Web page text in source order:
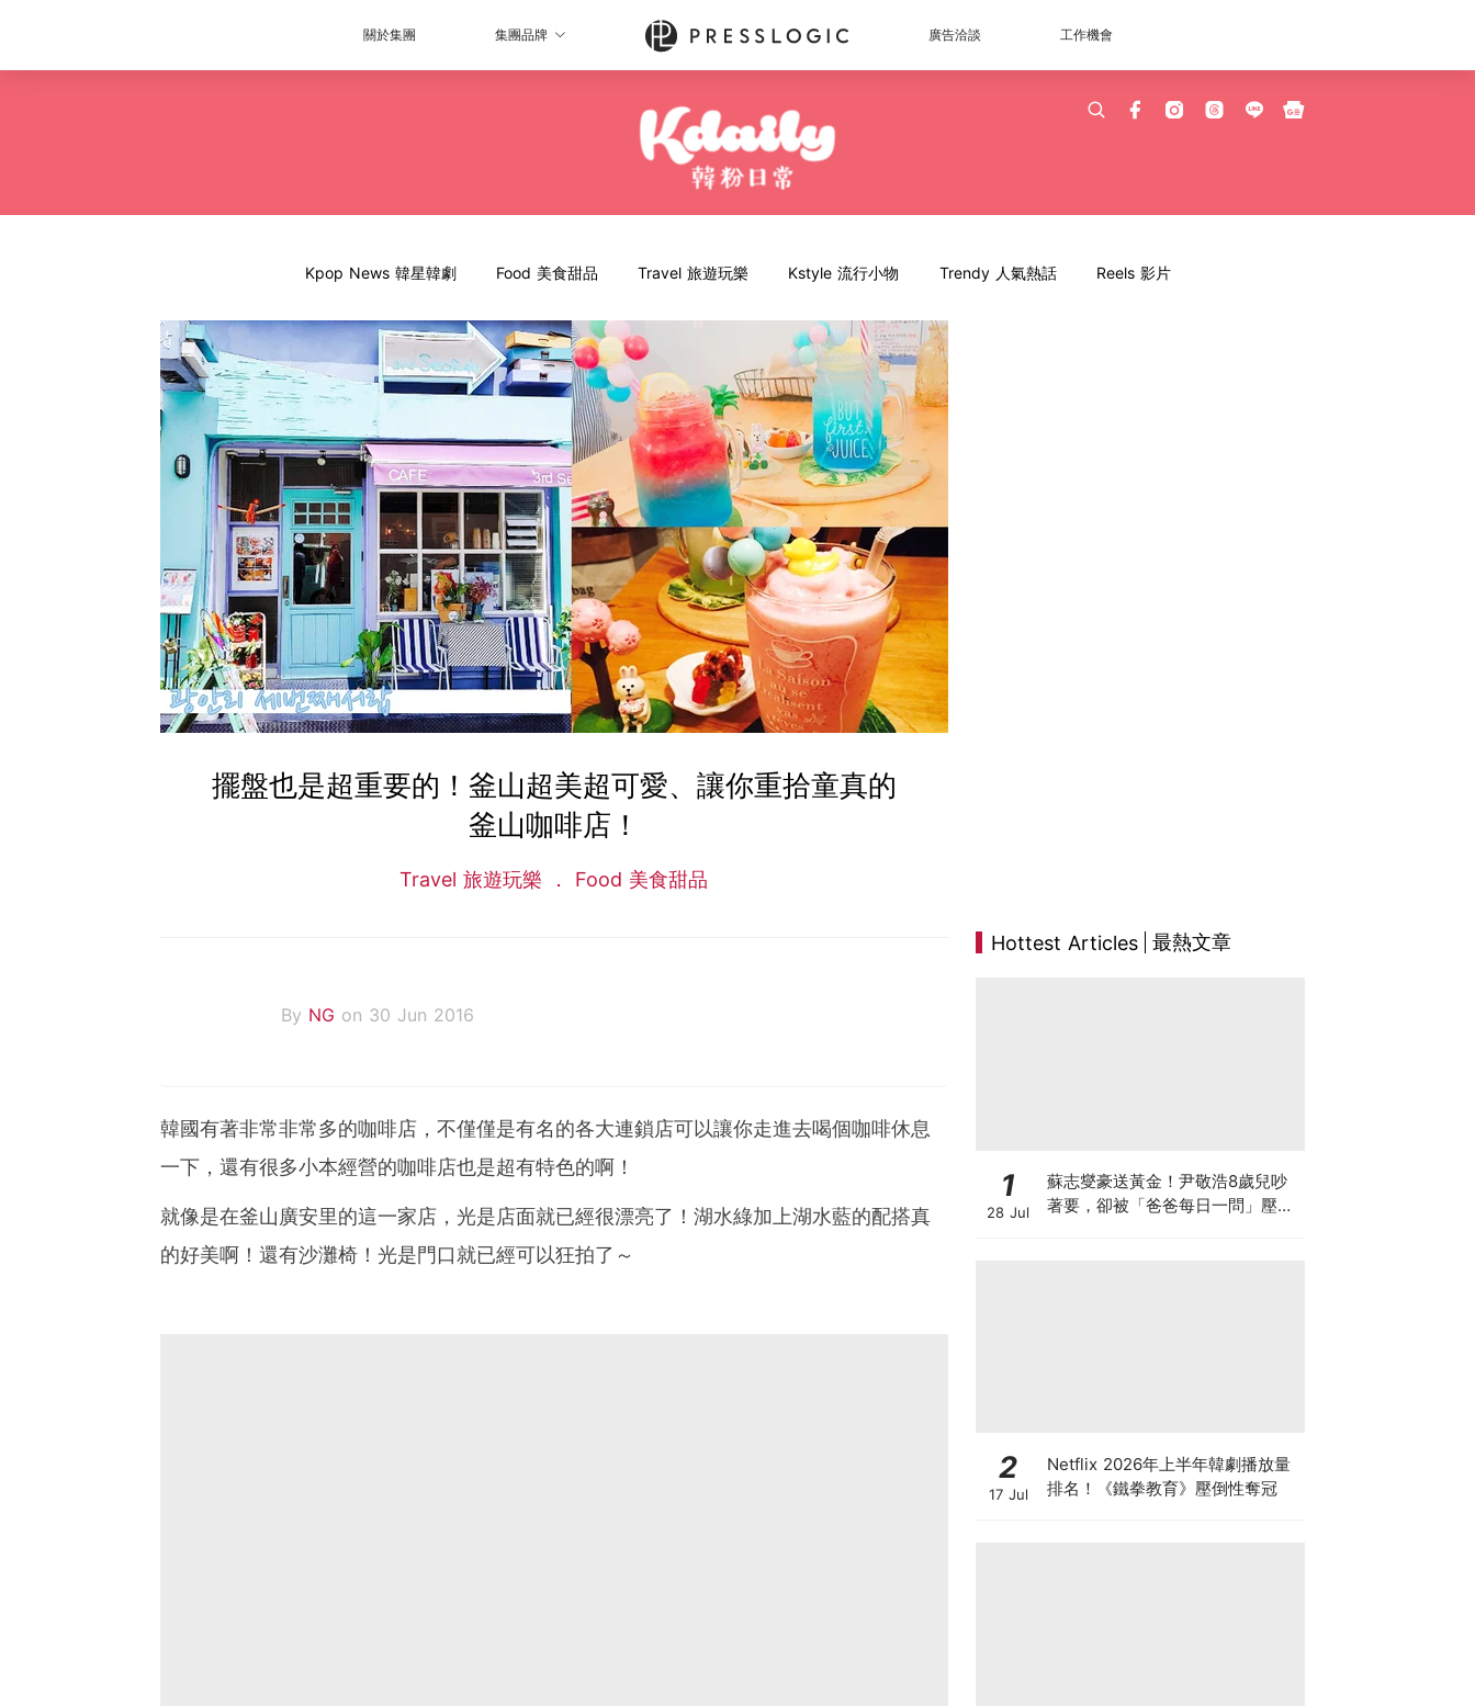
關於集團 集團品牌 廣告洽談 工作機會
Kpop News 韓星韓劇 Food 美食甜品 Travel 旅遊玩樂 Kstyle 流行小物 Trendy 人氣熱話 Reels 影片
擺盤也是超重要的！釜山超美超可愛、讓你重拾童真的
釜山咖啡店！
Travel 旅遊玩樂 Food 美食甜品
By NG on 30 Jun 2016
韓國有著非常非常多的咖啡店，不僅僅是有名的各大連鎖店可以讓你走進去喝個咖啡休息
一下，還有很多小本經營的咖啡店也是超有特色的啊！
就像是在釜山廣安里的這一家店，光是店面就已經很漂亮了！湖水綠加上湖水藍的配搭真
的好美啊！還有沙灘椅！光是門口就已經可以狂拍了～
Hottest Articles 最熱文章
1
28 Jul
蘇志燮豪送黃金！尹敬浩8歲兒吵
著要，卻被「爸爸每日一問」壓力
2
17 Jul
Netflix 2026年上半年韓劇播放量
排名！《鐵拳教育》壓倒性奪冠